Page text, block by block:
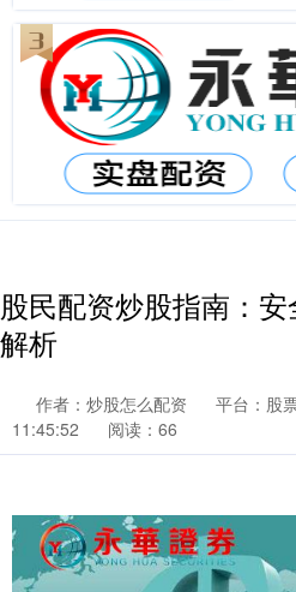
股民配资炒股指南：
解析
作者：炒股怎么配资 平台：股
11:45:52
阅读：66